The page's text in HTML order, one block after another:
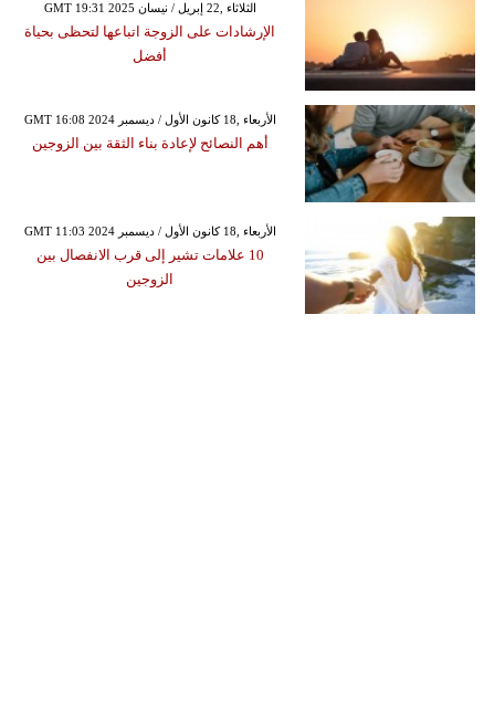
GMT 19:31 2025 الثلاثاء ,22 إبريل / نيسان
الإرشادات على الزوجة اتباعها لتحظى بحياة
أفضل
GMT 16:08 2024 الأربعاء ,18 كانون الأول / ديسمبر
أهم النصائح لإعادة بناء الثقة بين الزوجين
GMT 11:03 2024 الأربعاء ,18 كانون الأول / ديسمبر
10 علامات تشير إلى قرب الانفصال بين
الزوجين